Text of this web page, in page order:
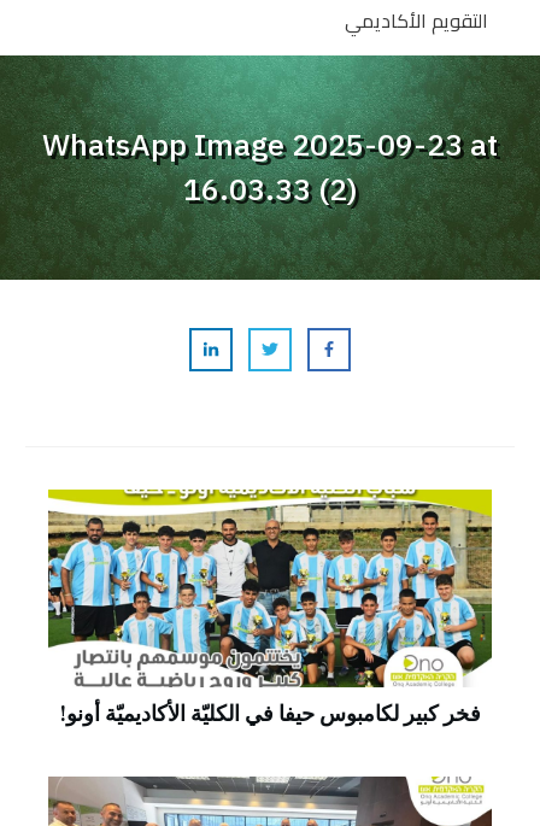
التقويم الأكاديمي
WhatsApp Image 2025-09-23 at
16.03.33 (2)
فخر كبير لكامبوس حيفا في الكليّة الأكاديميّة أونو!